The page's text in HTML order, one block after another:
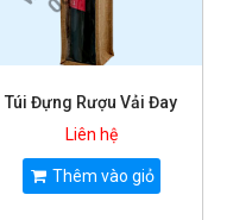
Túi Đựng Rượu Vải Đay
Liên hệ
Thêm vào giỏ